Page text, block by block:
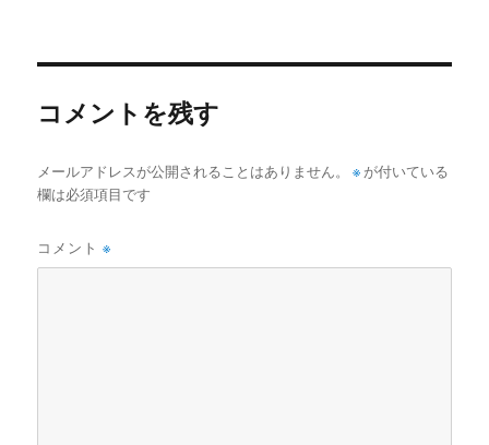
コメントを残す
メールアドレスが公開されることはありません。 ※ が付いている
欄は必須項目です
コメント※